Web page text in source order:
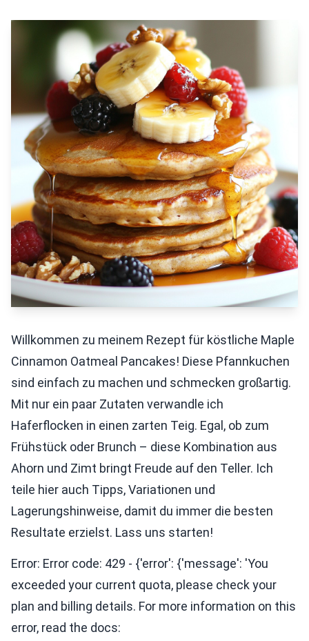
Willkommen zu meinem Rezept für köstliche Maple
Cinnamon Oatmeal Pancakes! Diese Pfannkuchen
sind einfach zu machen und schmecken großartig.
Mit nur ein paar Zutaten verwandle ich
Haferflocken in einen zarten Teig. Egal, ob zum
Frühstück oder Brunch – diese Kombination aus
Ahorn und Zimt bringt Freude auf den Teller. Ich
teile hier auch Tipps, Variationen und
Lagerungshinweise, damit du immer die besten
Resultate erzielst. Lass uns starten!
Error: Error code: 429 - {'error': {'message': 'You
exceeded your current quota, please check your
plan and billing details. For more information on this
error, read the docs: